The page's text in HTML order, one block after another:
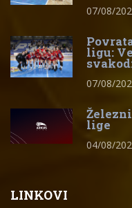
07/08/
ligu:
07/08/
lige
04/08/
LINKOVI